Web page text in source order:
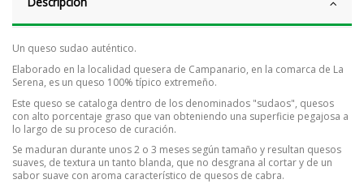
Un queso sudao auténtico.
Elaborado en la localidad quesera de Campanario, en la comarca de La
Serena, es un queso 100% típico extremeño.
Este queso se cataloga dentro de los denominados "sudaos", quesos
con alto porcentaje graso que van obteniendo una superficie pegajosa a
lo largo de su proceso de curación.
Se maduran durante unos 2 o 3 meses según tamaño y resultan quesos
suaves, de textura un tanto blanda, que no desgrana al cortar y de un
sabor suave con aroma característico de quesos de cabra.